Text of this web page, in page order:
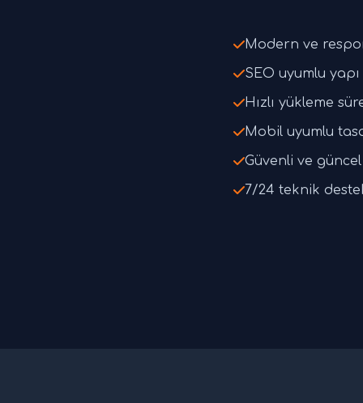
Modern ve
SEO uyumlu
Hızlı yükleme
Mobil uyumlu
Güvenli ve
7/24 teknik